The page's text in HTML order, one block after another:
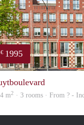
€ 1995
m2 · 3 rooms · From ? -